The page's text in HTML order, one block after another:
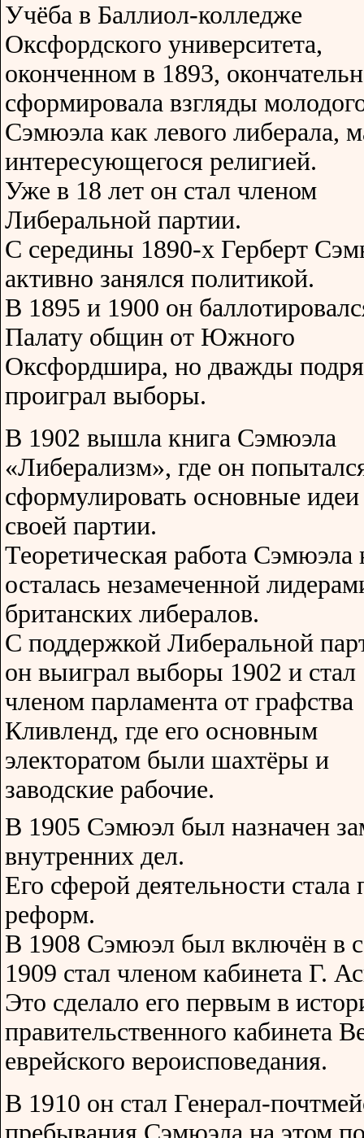
Учёба в Баллиол-колледже
Оксфордского университета,
оконченном в 1893,
сформировала взгляды
Сэмюэла как левого либерала,
интересующегося религией.
Уже в 18 лет он стал членом
Либеральной партии.
С середины 1890-х Герберт
активно занялся политикой.
В 1895 и 1900 он
Палату общин от Южного
Оксфордшира, но дважды
проиграл выборы.
В 1902 вышла книга Сэмюэла
«Либерализм», где он
сформулировать основные идеи
своей партии.
Теоретическая работа Сэмюэла
осталась незамеченной
британских либералов.
С поддержкой Либеральной
он выиграл выборы 1902 и стал
членом парламента от графства
Кливленд, где его основным
электоратом были шахтёры и
заводские рабочие.
В 1905 Сэмюэл был назначен
внутренних дел.
Его сферой деятельности
реформ.
В 1908 Сэмюэл был включён в
1909 стал членом кабинета Г.
Это сделало его первым в
правительственного кабинета
еврейского вероисповедания.
В 1910 он стал Генерал-